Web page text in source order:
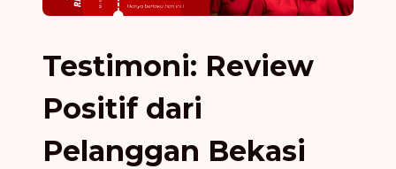
Testimoni: Review
Positif dari
Pelanggan Bekasi